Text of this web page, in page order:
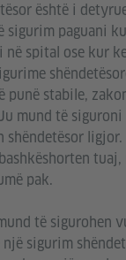
është i
sigurim paguani
në spital ose kur
punë stabile,
mund të
shëndetësor
tuaj,
pak.
të sigurohen
sigurim